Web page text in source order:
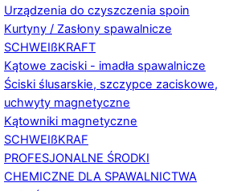
Urządzenia do czyszczenia spoin
Kurtyny / Zasłony spawalnicze
SCHWEIßKRAFT
Kątowe zaciski - imadła spawalnicze
Ściski ślusarskie, szczypce zaciskowe,
uchwyty magnetyczne
Kątowniki magnetyczne
SCHWEIßKRAF
PROFESJONALNE ŚRODKI
CHEMICZNE DLA SPAWALNICTWA